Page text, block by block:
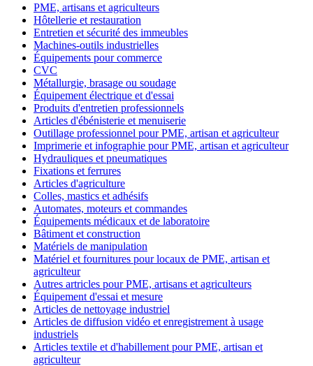
PME, artisans et agriculteurs
Hôtellerie et restauration
Entretien et sécurité des immeubles
Machines-outils industrielles
Équipements pour commerce
CVC
Métallurgie, brasage ou soudage
Équipement électrique et d'essai
Produits d'entretien professionnels
Articles d'ébénisterie et menuiserie
Outillage professionnel pour PME, artisan et agriculteur
Imprimerie et infographie pour PME, artisan et agriculteur
Hydrauliques et pneumatiques
Fixations et ferrures
Articles d'agriculture
Colles, mastics et adhésifs
Automates, moteurs et commandes
Équipements médicaux et de laboratoire
Bâtiment et construction
Matériels de manipulation
Matériel et fournitures pour locaux de PME, artisan et
agriculteur
Autres artricles pour PME, artisans et agriculteurs
Équipement d'essai et mesure
Articles de nettoyage industriel
Articles de diffusion vidéo et enregistrement à usage
industriels
Articles textile et d'habillement pour PME, artisan et
agriculteur